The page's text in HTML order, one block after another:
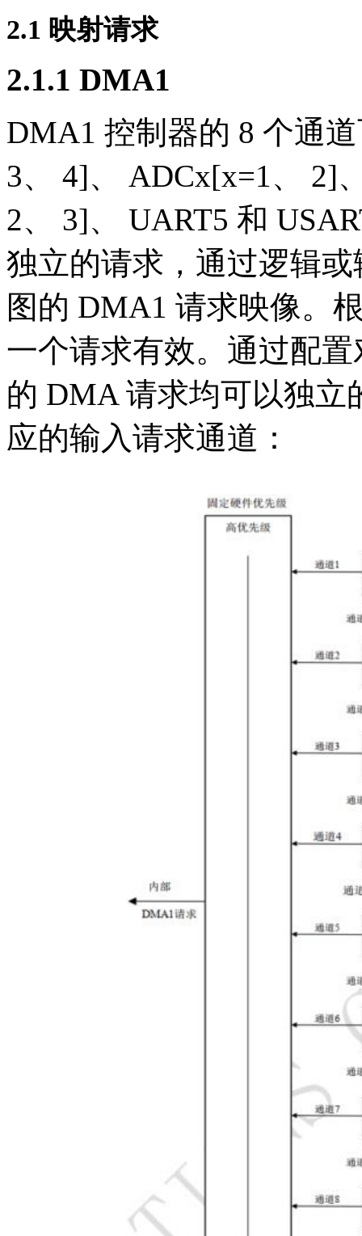
2.1 映射请求
2.1.1 DMA1
DMA1 控制器的 8 个通
3、 4]、 ADCx[x=1、 2]
2、 3]、 UART5 和
独立的请求，通过逻辑
图的 DMA1 请求映像。
一个请求有效。通过配
的 DMA 请求均可以独立
应的输入请求通道：